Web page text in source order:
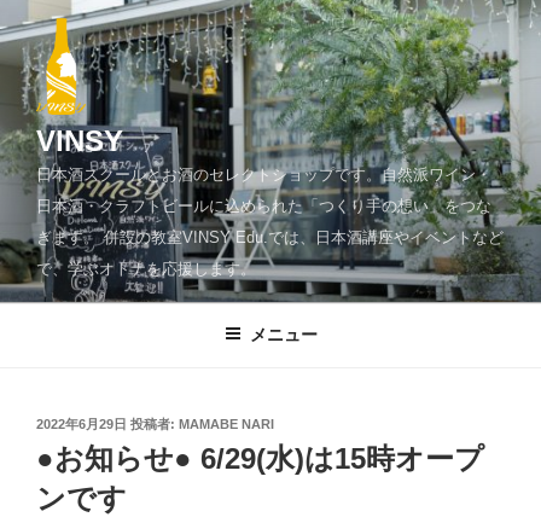
ン
ツ
へ
ッ
プ
VINSY
日本酒スクールとお酒のセレクトショップです。自然派ワイン・
日本酒・クラフトビールに込められた「つくり手の想い」をつな
ぎます。 併設の教室VINSY Edu.では、日本酒講座やイベントなど
で、学ぶオトナを応援します。
メニュー
投
日:
2022年6月29日 投稿者: MAMABE NARI
●お知らせ● 6/29(水)は15時オープ
ンです